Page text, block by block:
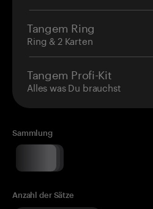
Tangem Ring
Ring & 2 Karten
Tangem Profi-Kit
Alles was Du brauchst
Sammlung
Anzahl der Sätze